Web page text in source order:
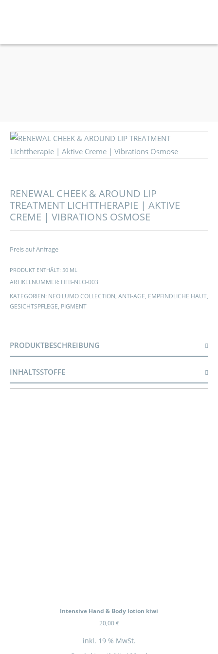
RENEWAL CHEEK & AROUND LIP
TREATMENT LICHTTHERAPIE | AKTIVE
CREME | VIBRATIONS OSMOSE
Preis auf Anfrage
PRODUKT ENTHÄLT: 50 ML
ARTIKELNUMMER: HFB-NEO-003
KATEGORIEN: NEO LUMO COLLECTION, ANTI-AGE, EMPFINDLICHE HAUT,
GESICHTSPFLEGE, PIGMENT
PRODUKTBESCHREIBUNG
INHALTSSTOFFE
Intensive Hand & Body lotion kiwi
20,00€
inkl. 19 % MwSt.